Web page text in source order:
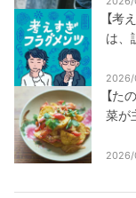
【考
は、
【た
菜が